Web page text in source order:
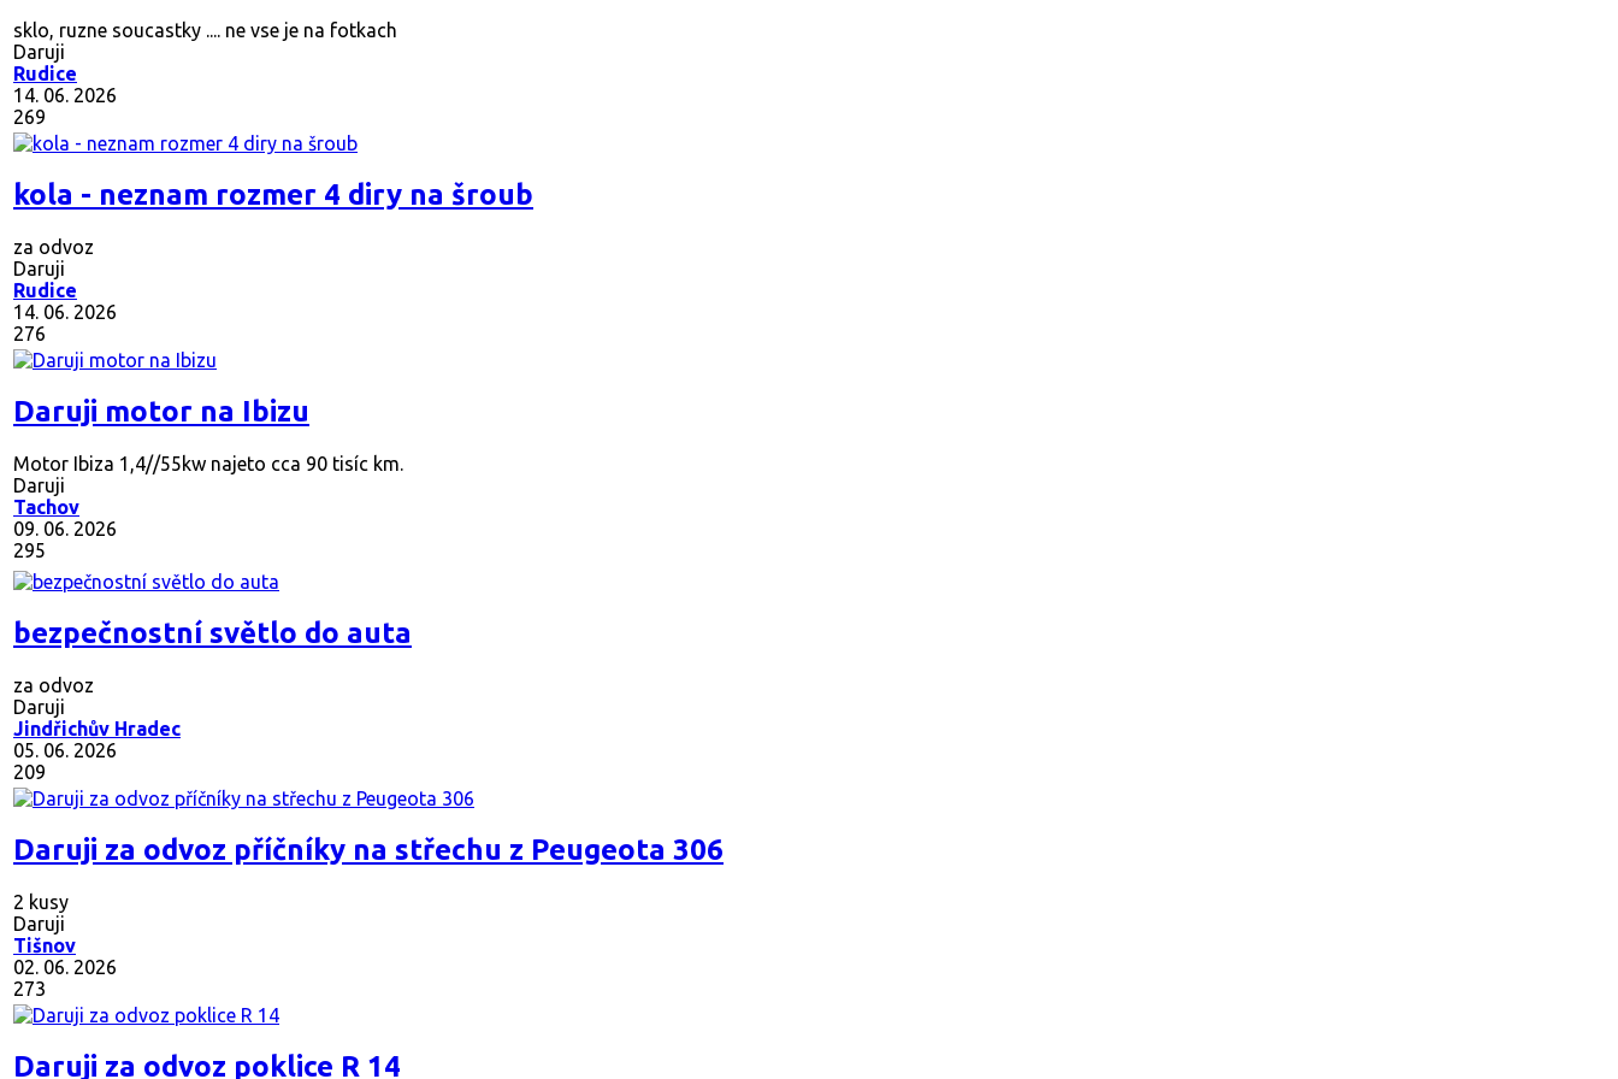
sklo, ruzne soucastky .... ne vse je na fotkach
Daruji
Rudice
14. 06. 2026
269
kola - neznam rozmer 4 diry na šroub
za odvoz
Daruji
Rudice
14. 06. 2026
276
Daruji motor na Ibizu
Motor Ibiza 1,4//55kw najeto cca 90 tisíc km.
Daruji
Tachov
09. 06. 2026
295
bezpečnostní světlo do auta
za odvoz
Daruji
Jindřichův Hradec
05. 06. 2026
209
Daruji za odvoz příčníky na střechu z Peugeota 306
2 kusy
Daruji
Tišnov
02. 06. 2026
273
Daruji za odvoz poklice R 14